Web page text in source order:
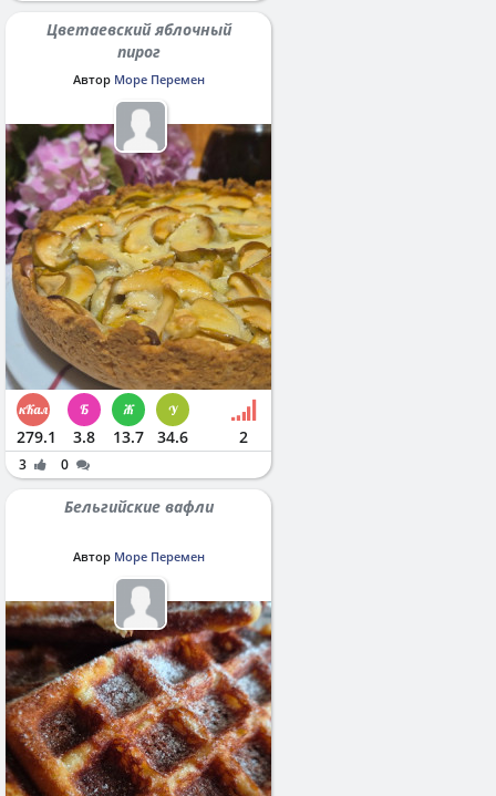
Цветаевский яблочный
пирог
Автор Море Перемен
279.1 3.8 13.7 34.6 2
3 0
Бельгийские вафли
Автор Море Перемен